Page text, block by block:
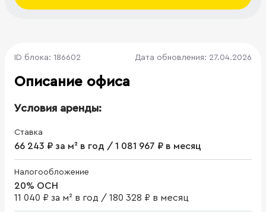
ID блока: 186602 Дата обновления: 27.04.2026
Описание офиса
Условия аренды:
Ставка
66 243 ₽ за м² в год / 1 081 967 ₽ в месяц
Налогообложение
20% ОСН
11 040 ₽ за м² в год / 180 328 ₽ в месяц